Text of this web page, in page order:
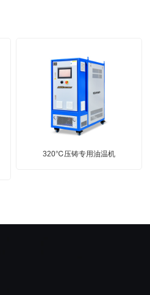
320℃压铸专用油温机